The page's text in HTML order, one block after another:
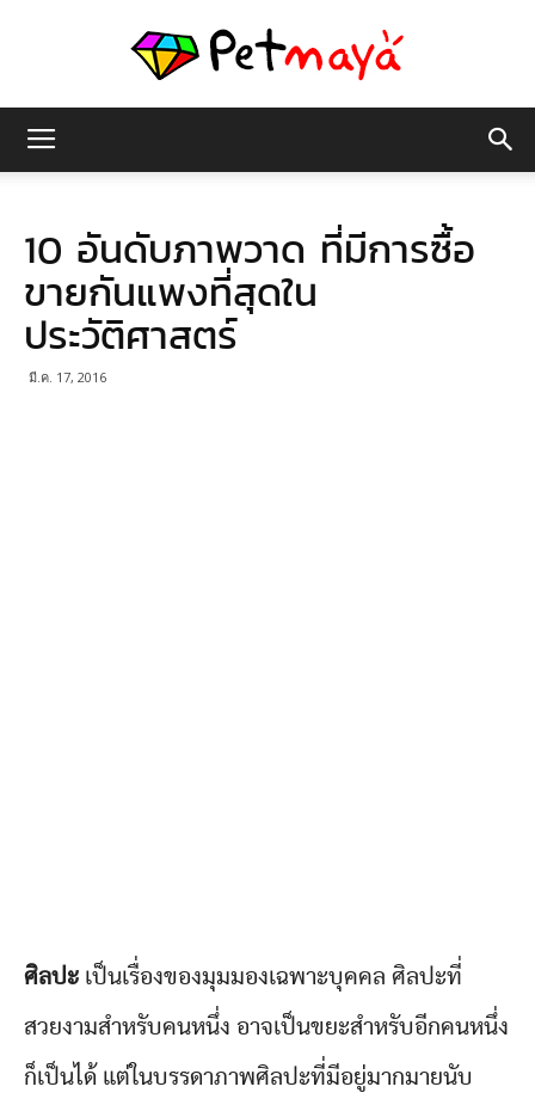
มายา
10 อันดับภาพวาด ที่มีการซื้อ
ขายกันแพงที่สุดใน
ประวัติศาสตร์
มี.ค. 17, 2016
ศิลปะ เป็นเรื่องของมุมมองเฉพาะบุคคล ศิลปะที่
สวยงามสำหรับคนหนึ่ง อาจเป็นขยะสำหรับอีกคนหนึ่ง
ก็เป็นได้ แต่ในบรรดาภาพศิลปะที่มีอยู่มากมายนับ